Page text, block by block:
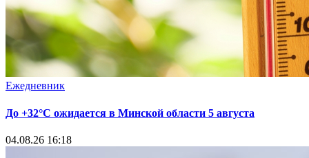
Ежедневник
До +32°С ожидается в Минской области 5 августа
04.08.26 16:18